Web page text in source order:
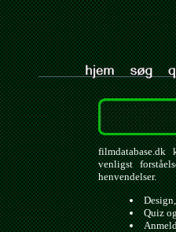
filmdatabase.dk
venligst
henvendelser.
Quiz